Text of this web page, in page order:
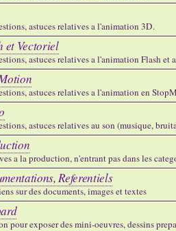
astuces relatives a l'animation 3D.
et Vectoriel
astuces relatives a l'animation Flash et
astuces relatives a l'animation en
astuces relatives au son (musique,
a la production, n'entrant pas dans les
Referentiels
sur des documents, images et textes
pour exposer des mini-oeuvres, dessins